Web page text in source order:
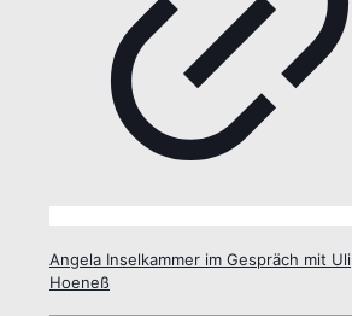
Angela Inselkammer im Gespräch mit Uli
Hoeneß